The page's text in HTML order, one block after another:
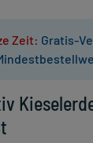
Zeit: Gratis-